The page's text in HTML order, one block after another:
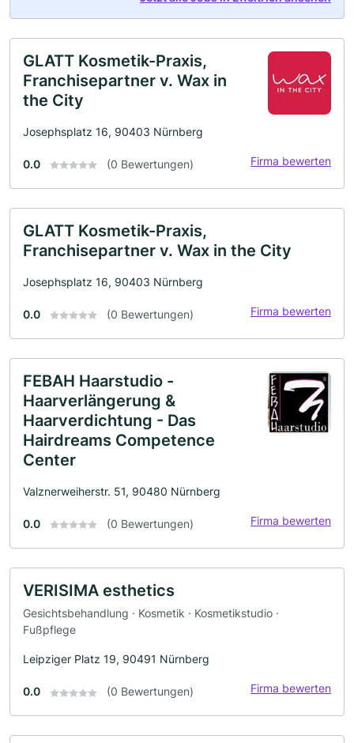
GLATT Kosmetik-Praxis,
Franchisepartner v. Wax in
the City
Josephsplatz 16, 90403 Nürnberg
0.0 (0 Bewertungen) Firma bewerten
GLATT Kosmetik-Praxis,
Franchisepartner v. Wax in the City
Josephsplatz 16, 90403 Nürnberg
0.0 (0 Bewertungen) Firma bewerten
FEBAH Haarstudio -
Haarverlängerung &
Haarverdichtung - Das
Hairdreams Competence
Center
Valznerweiherstr. 51, 90480 Nürnberg
0.0 (0 Bewertungen) Firma bewerten
VERISIMA esthetics
Gesichtsbehandlung · Kosmetik · Kosmetikstudio ·
Fußpflege
Leipziger Platz 19, 90491 Nürnberg
0.0 (0 Bewertungen) Firma bewerten